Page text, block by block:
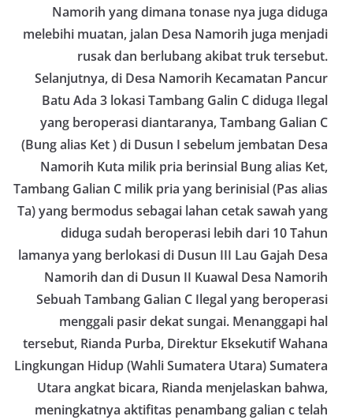
Namorih yang dimana tonase nya juga diduga
melebihi muatan, jalan Desa Namorih juga menjadi
rusak dan berlubang akibat truk tersebut.
Selanjutnya, di Desa Namorih Kecamatan Pancur
Batu Ada 3 lokasi Tambang Galin C diduga Ilegal
yang beroperasi diantaranya, Tambang Galian C
(Bung alias Ket ) di Dusun I sebelum jembatan Desa
Namorih Kuta milik pria berinsial Bung alias Ket,
Tambang Galian C milik pria yang berinisial (Pas alias
Ta) yang bermodus sebagai lahan cetak sawah yang
diduga sudah beroperasi lebih dari 10 Tahun
lamanya yang berlokasi di Dusun III Lau Gajah Desa
Namorih dan di Dusun II Kuawal Desa Namorih
Sebuah Tambang Galian C Ilegal yang beroperasi
menggali pasir dekat sungai. Menanggapi hal
tersebut, Rianda Purba, Direktur Eksekutif Wahana
Lingkungan Hidup (Wahli Sumatera Utara) Sumatera
Utara angkat bicara, Rianda menjelaskan bahwa,
meningkatnya aktifitas penambang galian c telah